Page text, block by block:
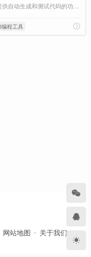
编程工具
网站地图 关于我们